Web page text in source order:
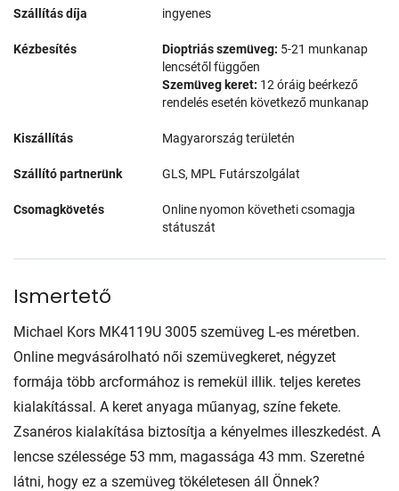
Szállítás díja ingyenes
Kézbesítés Dioptriás szemüveg: 5-21 munkanap
lencsétől függően
Szemüveg keret: 12 óráig beérkező
rendelés esetén következő munkanap
Kiszállítás Magyarország területén
Szállító partnerünk GLS, MPL Futárszolgálat
Csomagkövetés
Online nyomon követheti csomagja
státuszát
Ismertető
Michael Kors MK4119U 3005 szemüveg L-es méretben.
Online megvásárolható női szemüvegkeret, négyzet
formája több arcformához is remekül illik. teljes keretes
kialakítással. A keret anyaga műanyag, színe fekete.
Zsanéros kialakítása biztosítja a kényelmes illeszkedést. A
lencse szélessége 53 mm, magassága 43 mm. Szeretné
látni, hogy ez a szemüveg tökéletesen áll Önnek?